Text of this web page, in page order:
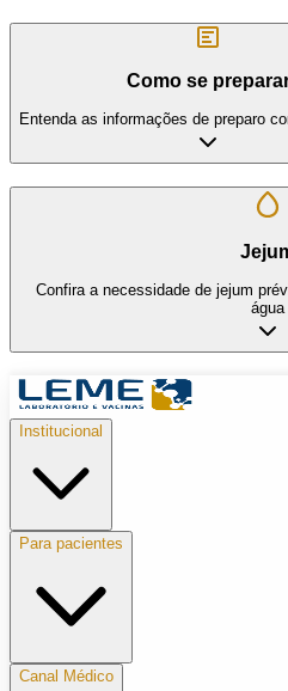
Como se
Entenda as informações de preparo
Confira a necessidade de jejum
água
Institucional
Para pacientes
Canal Médico